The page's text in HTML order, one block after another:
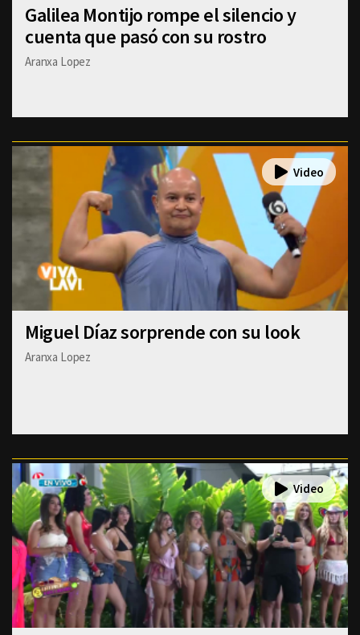
Galilea Montijo rompe el silencio y
cuenta que pasó con su rostro
Aranxa Lopez
Miguel Díaz sorprende con su look
Aranxa Lopez